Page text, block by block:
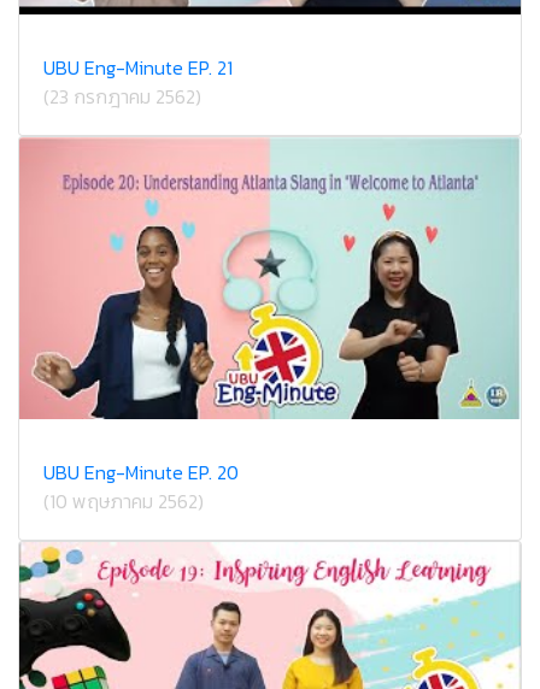
UBU Eng-Minute EP. 21
(23 กรกฎาคม 2562)
UBU Eng-Minute EP. 20
(10 พฤษภาคม 2562)